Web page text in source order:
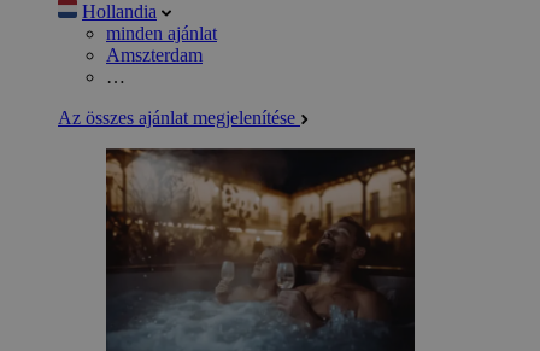
Hollandia
minden ajánlat
Amszterdam
…
Az összes ajánlat megjelenítése